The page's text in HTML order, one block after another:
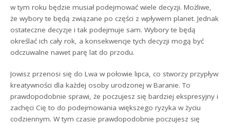
w tym roku będzie musiał podejmować wiele decyzji. Możliwe,
że wybory te będą związane po części z wpływem planet. Jednak
ostateczne decyzje i tak podejmuje sam. Wybory te będą
określać ich cały rok, a konsekwencje tych decyzji mogą być
odczuwalne nawet parę lat do przodu.
Jowisz przenosi się do Lwa w połowie lipca, co stworzy przypływ
kreatywności dla każdej osoby urodzonej w Baranie. To
prawdopodobnie sprawi, że poczujesz się bardziej ekspresyjny i
zachęci Cię to do podejmowania większego ryzyka w życiu
codziennym. W tym czasie prawdopodobnie poczujesz się